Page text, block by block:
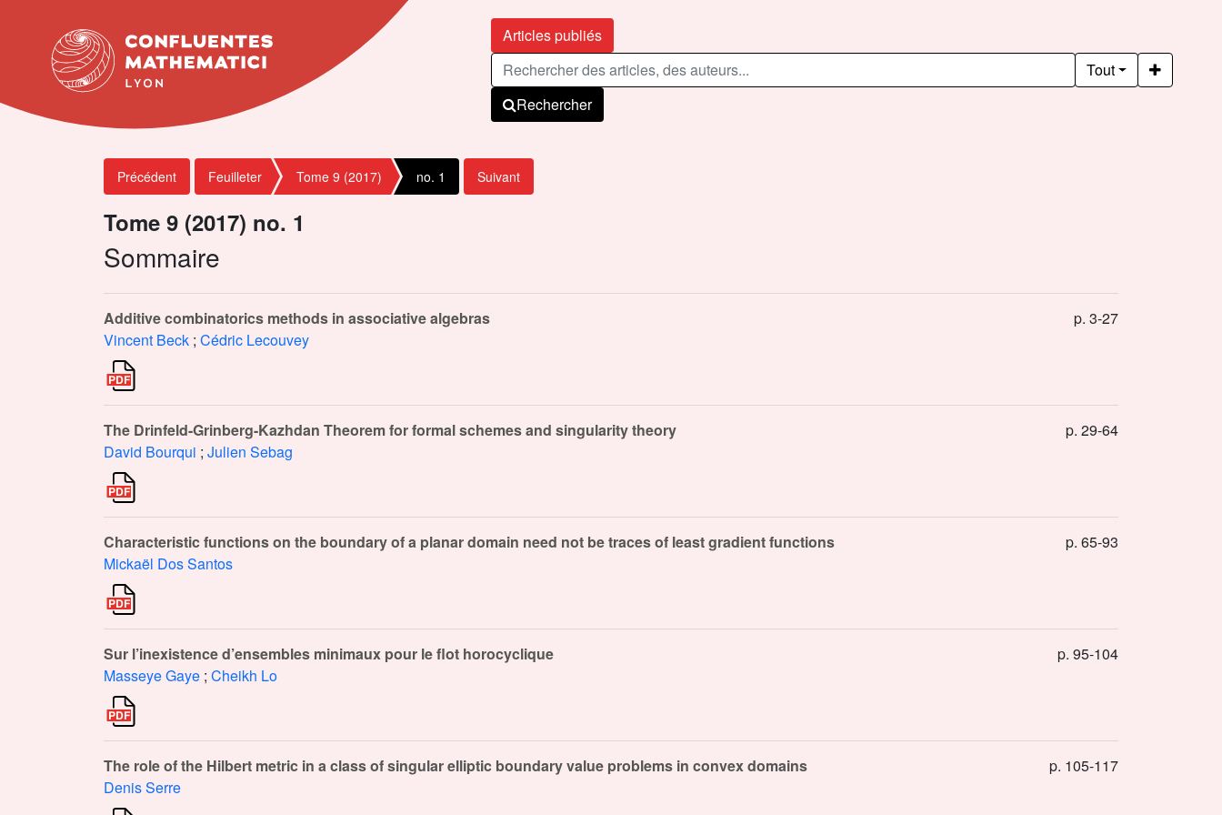
Articles publiés
Tout
Rechercher
Précédent Feuilleter Tome 9 (2017) no. 1 Suivant
Tome 9 (2017) no. 1
Sommaire
Additive combinatorics methods in associative algebras
Vincent Beck ; Cédric Lecouvey
p. 3-27
The Drinfeld-Grinberg-Kazhdan Theorem for formal schemes and singularity theory
David Bourqui ; Julien Sebag
p. 29-64
Characteristic functions on the boundary of a planar domain need not be traces of least gradient functions
Mickaël Dos Santos
p. 65-93
Sur l’inexistence d’ensembles minimaux pour le flot horocyclique
Masseye Gaye ; Cheikh Lo
p. 95-104
The role of the Hilbert metric in a class of singular elliptic boundary value problems in convex domains
Denis Serre
p. 105-117